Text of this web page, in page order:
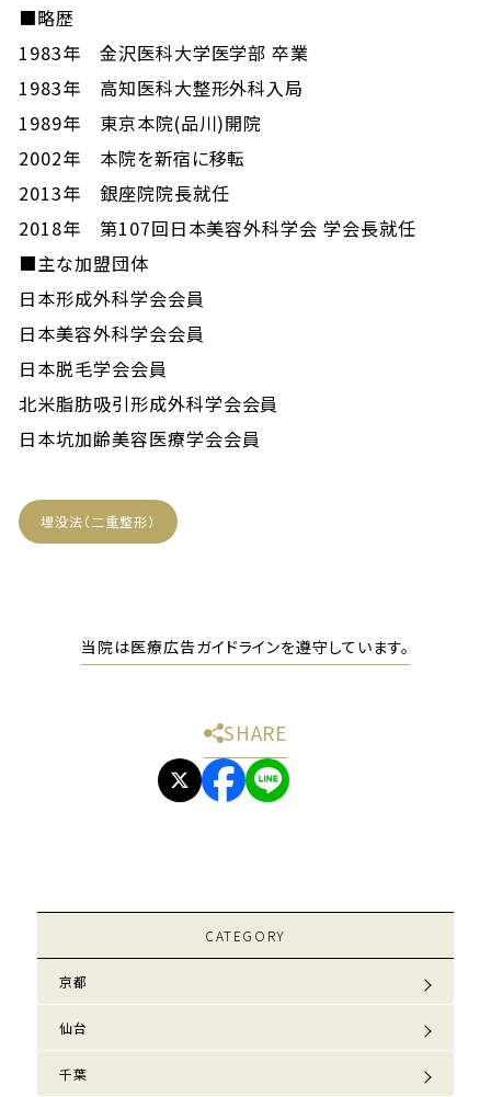
■略歴
1983年 金沢医科大学医学部 卒業
1983年 高知医科大整形外科入局
1989年 東京本院(品川)開院
2002年 本院を新宿に移転
2013年 銀座院院長就任
2018年 第107回日本美容外科学会 学会長就任
■主な加盟団体
日本形成外科学会会員
日本美容外科学会会員
日本脱毛学会会員
北米脂肪吸引形成外科学会会員
日本坑加齢美容医療学会会員
埋没法（二重整形）
当院は医療広告ガイドラインを遵守しています。
SHARE
CATEGORY
京都
仙台
千葉